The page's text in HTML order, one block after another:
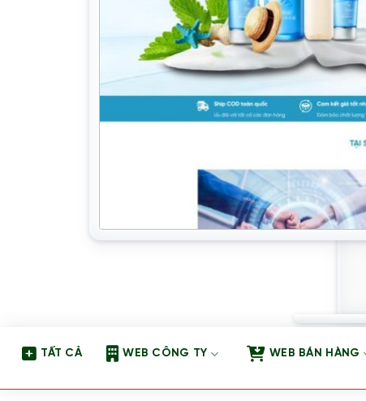
TẤT CẢ WEB CÔNG TY WEB BÁN HÀNG